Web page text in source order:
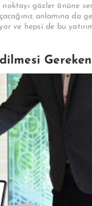
gözler önüne
anlamına da
ve hepsi de bu